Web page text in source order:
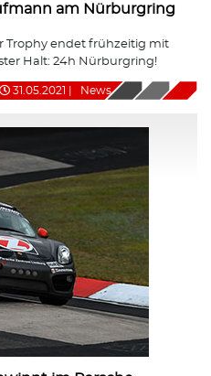
am Nürburgring
Trophy endet frühzeitig mit
Halt: 24h Nürburgring!
31.05.2021 News